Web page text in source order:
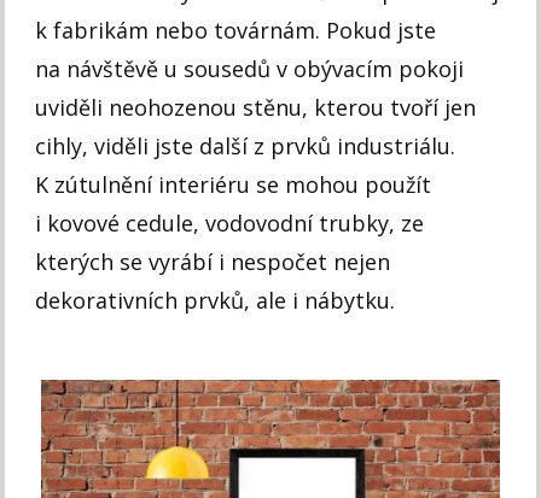
k fabrikám nebo továrnám. Pokud jste
na návštěvě u sousedů v obývacím pokoji
uviděli neohozenou stěnu, kterou tvoří jen
cihly, viděli jste další z prvků industriálu.
K zútulnění interiéru se mohou použít
i kovové cedule, vodovodní trubky, ze
kterých se vyrábí i nespočet nejen
dekorativních prvků, ale i nábytku.